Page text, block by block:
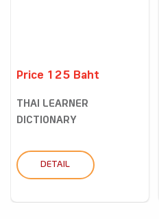
Price 125 Baht
THAI LEARNER
DICTIONARY
DETAIL